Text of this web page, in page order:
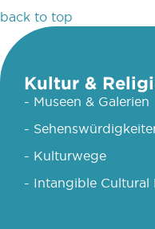
back to top
Kultur &
- Museen & Galerien
-
- Kulturwege
- Intangible Cultural